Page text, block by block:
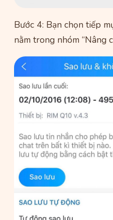
Bước 4: Bạn chọn tiếp
nằm trong nhóm “Nâng